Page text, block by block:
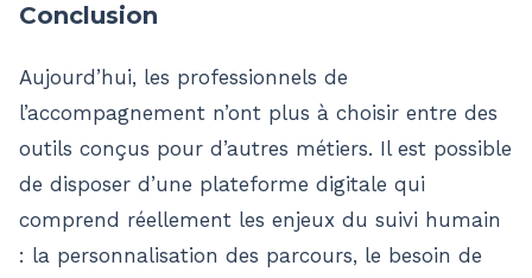
Conclusion
Aujourd’hui, les professionnels de
l’accompagnement n’ont plus à choisir entre des
outils conçus pour d’autres métiers. Il est possible
de disposer d’une plateforme digitale qui
comprend réellement les enjeux du suivi humain
: la personnalisation des parcours, le besoin de